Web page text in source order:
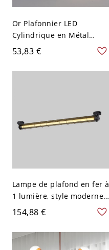
Or Plafonnier LED
Cylindrique en Métal
Moderne Spot de Plafond
pour Salon - Or 110 V-120
V Blanc
53,83 €
Lampe de plafond en fer à
1 lumière, style moderne
simple, bi-pin angulaire,
usage commercial, 110V-
120V
154,88 €